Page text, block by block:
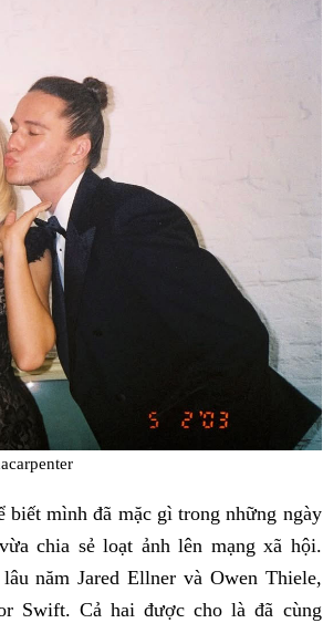
mình đã mặc gì trong những ngày
chia sẻ loạt ảnh lên mạng xã hội.
năm Jared Ellner và Owen Thiele,
Swift. Cả hai được cho là đã cùng